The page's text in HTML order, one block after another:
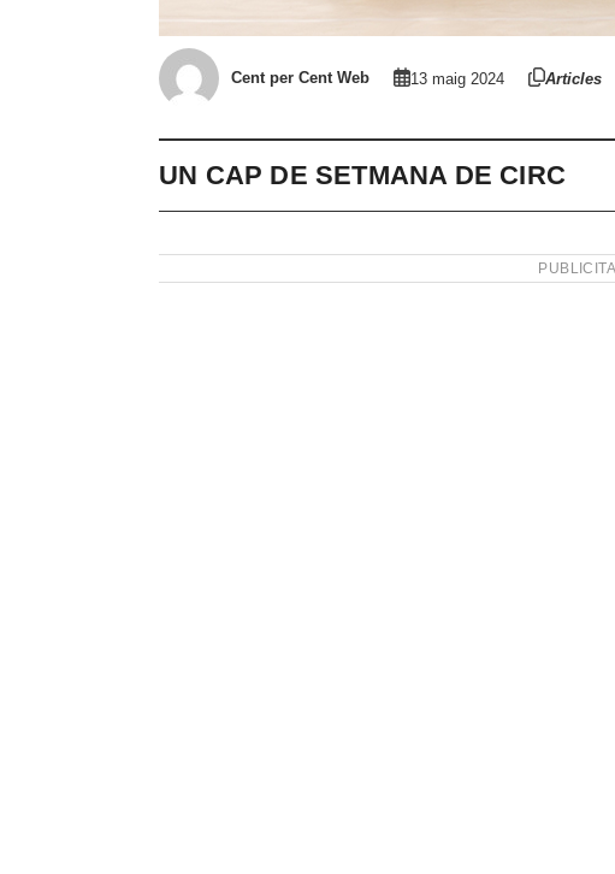
Cent per Cent Web 13 maig 2024 Articles
UN CAP DE SETMANA DE CIRC